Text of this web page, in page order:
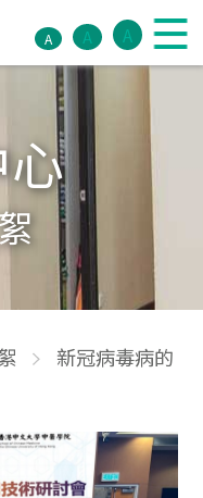
A A A
新冠病毒病的